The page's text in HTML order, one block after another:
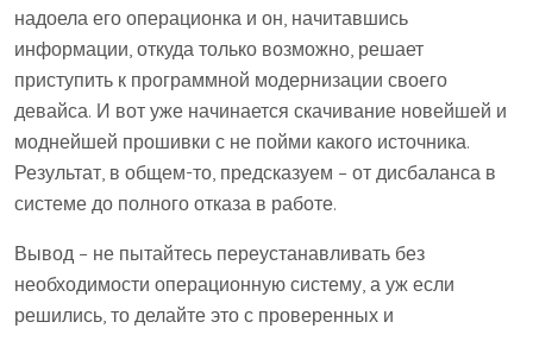
надоела его операционка и он, начитавшись
информации, откуда только возможно, решает
приступить к программной модернизации своего
девайса. И вот уже начинается скачивание новейшей и
моднейшей прошивки с не пойми какого источника.
Результат, в общем-то, предсказуем – от дисбаланса в
системе до полного отказа в работе.
Вывод – не пытайтесь переустанавливать без
необходимости операционную систему, а уж если
решились, то делайте это с проверенных и